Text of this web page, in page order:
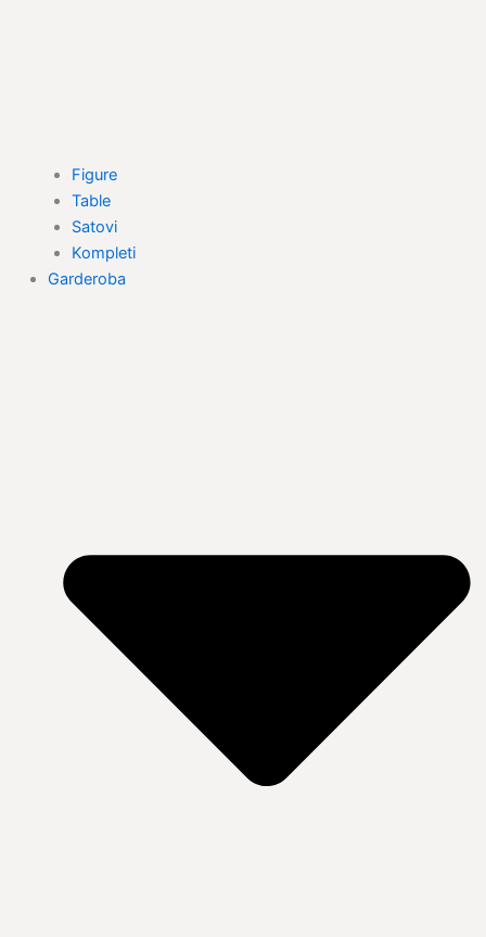
Figure
Table
Satovi
Kompleti
Garderoba